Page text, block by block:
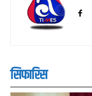
सिफारिस